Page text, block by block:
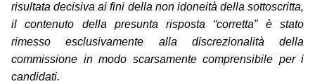
risultata decisiva ai fini della non idoneità della sottoscritta,
il contenuto della presunta risposta “corretta” è stato
rimesso esclusivamente alla discrezionalità della
commissione in modo scarsamente comprensibile per i
candidati.